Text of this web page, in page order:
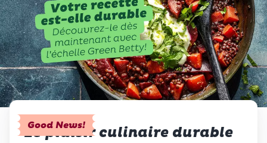
Good News!
Le plaisir culinaire durable